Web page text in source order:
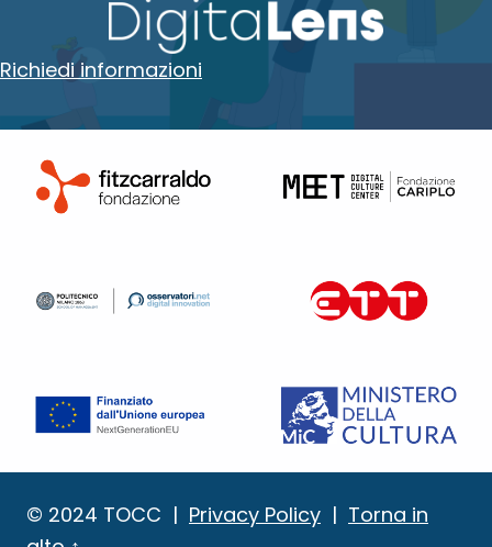
Richiedi informazioni
© 2024 TOCC | Privacy Policy | Torna in